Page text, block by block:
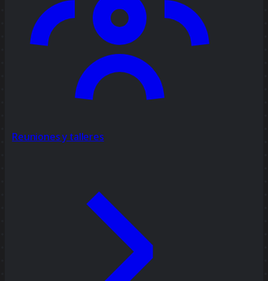
Reuniones y talleres